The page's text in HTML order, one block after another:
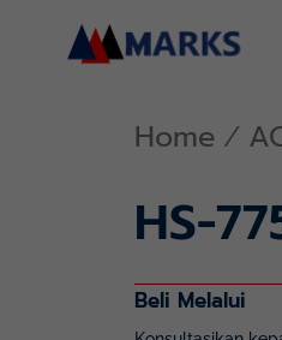
Home /
HS-
Beli Melalui